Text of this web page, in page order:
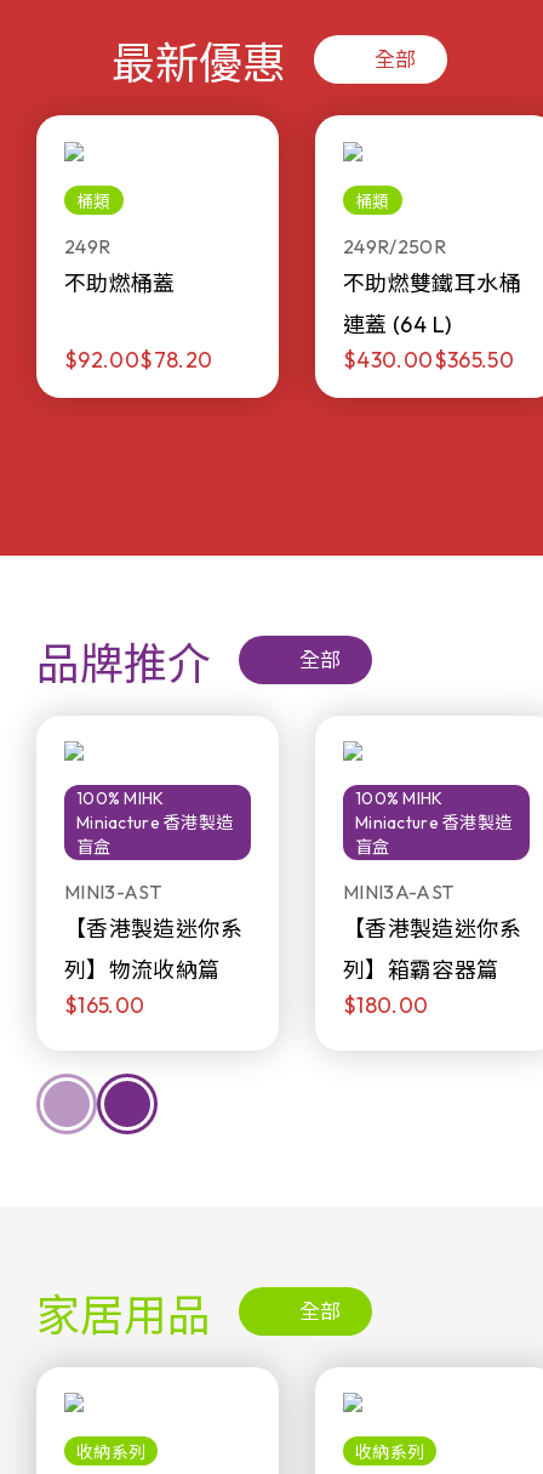
最新優惠 全部
桶類
249R
不助燃桶蓋
$92.00$78.20
桶類
249R/250R
不助燃雙鐵耳水桶
連蓋 (64 L)
$430.00$365.50
品牌推介 全部
100% MIHK
Miniacture 香港製造
盲盒
MINI3-AST
【香港製造迷你系
列】物流收納篇
$165.00
100% MIHK
Miniacture 香港製造
盲盒
MINI3A-AST
【香港製造迷你系
列】箱霸容器篇
$180.00
家居用品 全部
收納系列 收納系列